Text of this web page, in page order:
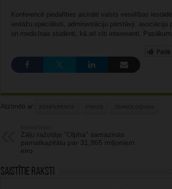
Konferencē piedalīties aicināti valsts veselības
iestāžu speciālisti, administrāciju pārstāvji,
un medicīnas studenti, kā arī citi interesenti.
Patīk
Atzīmēti ar: KONFERENCE TEHNOLOĢIJAS
Zāļu ražotājs “Olpha” samazinās
pamatkapitālu par 31,965 miljoniem
eiro
Saistītie raksti